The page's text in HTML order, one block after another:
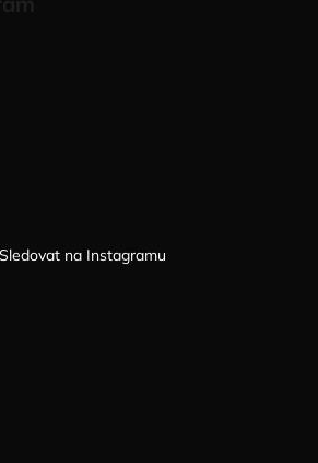
Sledovat na Instagramu